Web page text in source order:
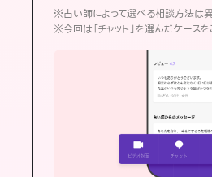
※占い師によって選べる相談方法は
※今回は「チャット」を選んだケース